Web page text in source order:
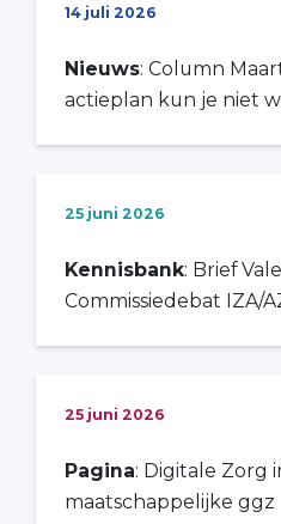
14 juli 2026
Nieuws: Column
actieplan kun je niet
25 juni 2026
Kennisbank: Brief
Commissiedebat IZA/
25 juni 2026
Pagina: Digitale Zorg
maatschappelijke ggz